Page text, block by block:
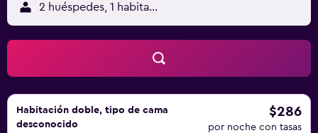
teleféricos y la terminal de autobuses de Serra Negra
están a 400 metros. São Paulo está a 157 km del complejo.
2 huéspedes, 1 habitación
Habitación doble, tipo de cama
desconocido
$286
por noche con tasas